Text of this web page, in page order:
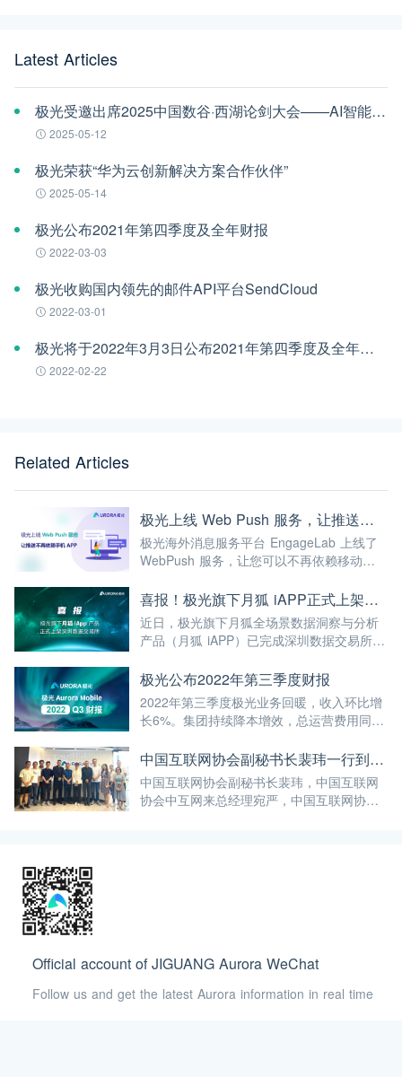
Latest Articles
极光受邀出席2025中国数谷·西湖论剑大会——AI智能体应用与安全治理论坛
2025-05-12
极光荣获“华为云创新解决方案合作伙伴”
2025-05-14
极光公布2021年第四季度及全年财报
2022-03-03
极光收购国内领先的邮件API平台SendCloud
2022-03-01
极光将于2022年3月3日公布2021年第四季度及全年财报
2022-02-22
Related Articles
极光上线 Web Push 服务，让推送不再依赖手机 APP
极光海外消息服务平台 EngageLab 上线了
WebPush 服务，让您可以不再依赖移动
营销消息，实现类移动 APP 的推送服务。喜报！极光旗下月狐 iAPP正式上架深圳数据交易所
近日，极光旗下月狐全场景数据洞察与分析
产品（月狐 iAPP）已完成深圳数据交易所数
交易。
极光公布2022年第三季度财报
2022年第三季度极光业务回暖，收入环比增
长6%。集团持续降本增效，总运营费用同比
个季度中最低水平，净亏损持续收窄，创下
2019年第三季度以来的最佳记录。
中国互联网协会副秘书长裴玮一行到访极光考察指导
中国互联网协会副秘书长裴玮，中国互联网
协会中互网来总经理宛严，中国互联网协会
Official account of JIGUANG Aurora WeChat
Follow us and get the latest Aurora information in real time